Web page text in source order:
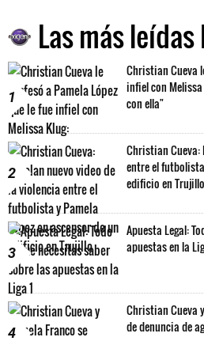
Las más
1
Christian Cueva
infiel con
con ella"
2
Christian Cueva:
entre el
edificio en Trujillo
3
Apuesta Legal:
apuestas en la
4
Christian Cueva
de denuncia de